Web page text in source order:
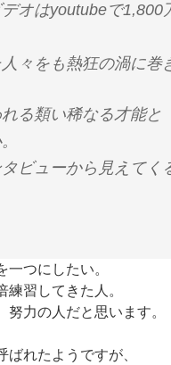
オはyoutubeで1,800
々をも熱狂の渦に巻
る類い稀なる才能と
ビューから見えてく
つにしたい。
習してきた人。
力の人だと思います。
ばれたようですが、